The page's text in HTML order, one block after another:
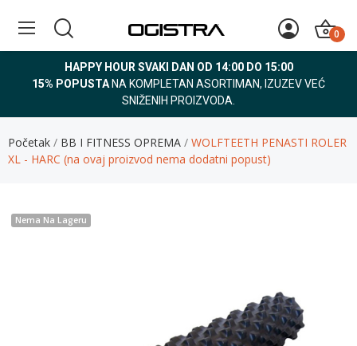
0
HAPPY HOUR SVAKI DAN OD 14:00 DO 15:00
15% POPUSTA NA KOMPLETAN ASORTIMAN, IZUZEV VEĆ
SNIŽENIH PROIZVODA.
Početak BB I FITNESS OPREMA
WOLFTEETH PENASTI ROLER
XL - HARC (na ovaj proizvod nema dodatni popust)
Nema Na Lageru